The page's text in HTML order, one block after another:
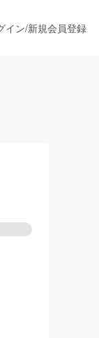
イン/新規会員登録